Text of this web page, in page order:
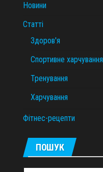
Новини
Статті
Здоров'я
Спортивне харчування
Тренування
Харчування
Фітнес-рецепти
ПОШУК